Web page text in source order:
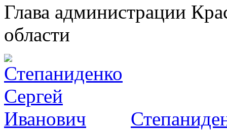
Глава администрации
области